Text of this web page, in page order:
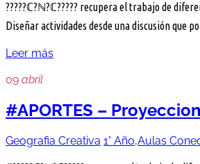
?????ℂ?ℕ?ℂ????? recupera el trabajo de
Diseñar actividades desde una discusión que
Leer más
09 abril
#APORTES –
Geografia Creativa 1° Año,Aulas